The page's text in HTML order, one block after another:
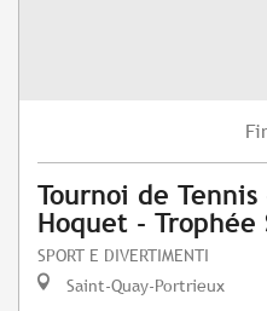
Tournoi de Tennis
Hoquet - Trophée
SPORT E DIVERTIMENTI
Saint-Quay-Portrieux